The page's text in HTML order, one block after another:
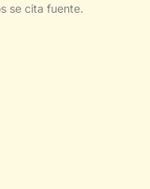
se cita fuente.